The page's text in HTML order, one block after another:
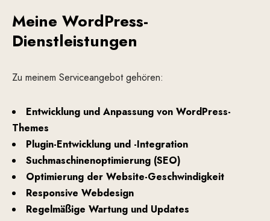
Meine WordPress-
Dienstleistungen
Zu meinem Serviceangebot gehören:
Entwicklung und Anpassung von WordPress-
Themes
Plugin-Entwicklung und -Integration
Suchmaschinenoptimierung (SEO)
Optimierung der Website-Geschwindigkeit
Responsive Webdesign
Regelmäßige Wartung und Updates